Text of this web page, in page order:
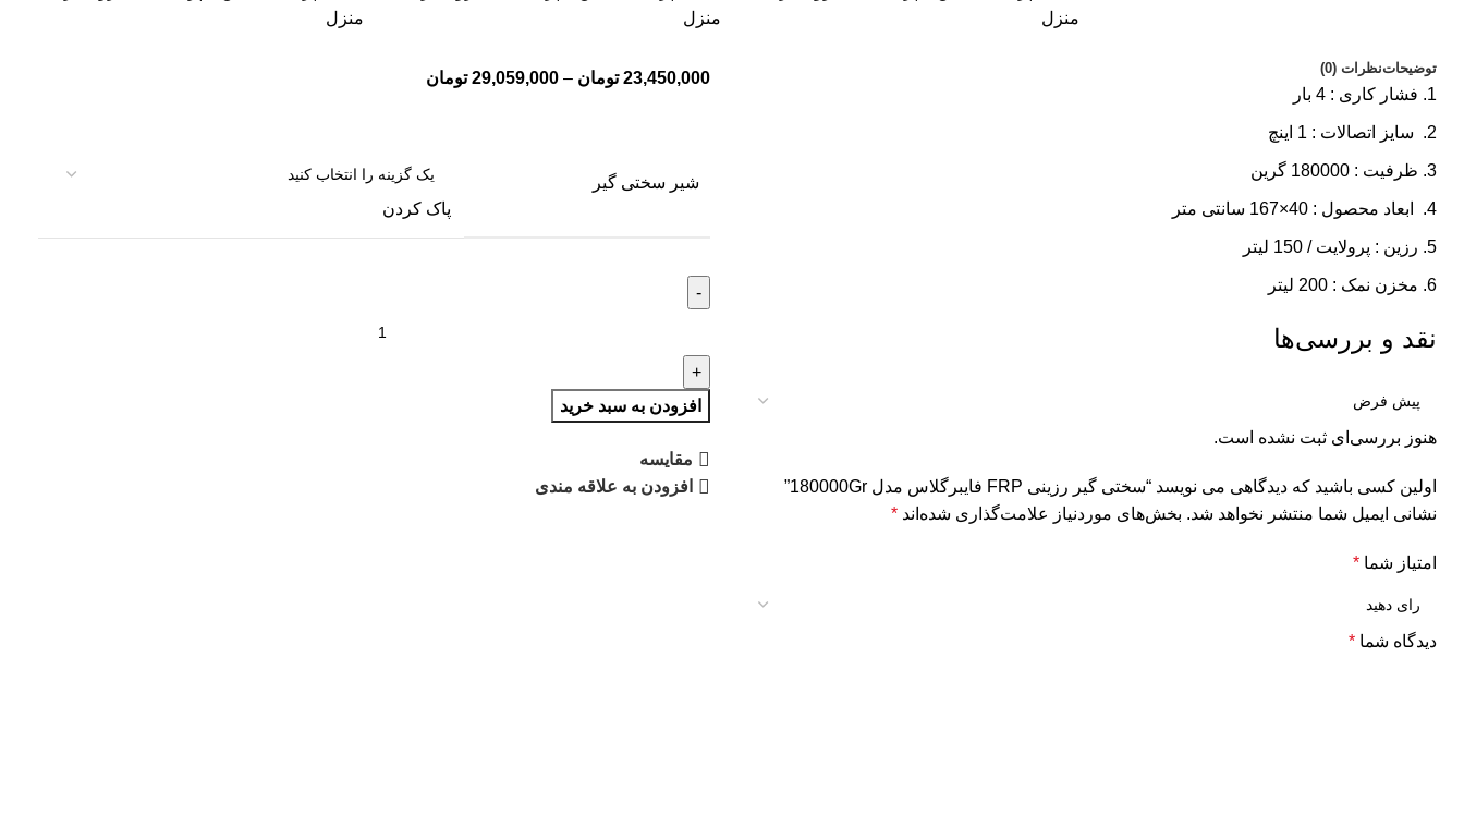
منزل
منزل
منزل
توضیحاتنظرات (0)
فشار کاری : 4 بار
سایز اتصالات : 1 اینچ
ظرفیت : 180000 گرین
ابعاد محصول : 40×167 سانتی متر
رزین : پرولایت / 150 لیتر
مخزن نمک : 200 لیتر
نقد و بررسی‌ها
هنوز بررسی‌ای ثبت نشده است.
اولین کسی باشید که دیدگاهی می نویسد “سختی گیر رزینی FRP فایبرگلاس مدل 180000Gr”
نشانی ایمیل شما منتشر نخواهد شد. بخش‌های موردنیاز علامت‌گذاری شده‌اند *
امتیاز شما *
دیدگاه شما *
23,450,000 تومان –
29,059,000 تومان
شیر سختی گیر
پاک کردن
افزودن به سبد خرید
مقایسه
افزودن به علاقه مندی